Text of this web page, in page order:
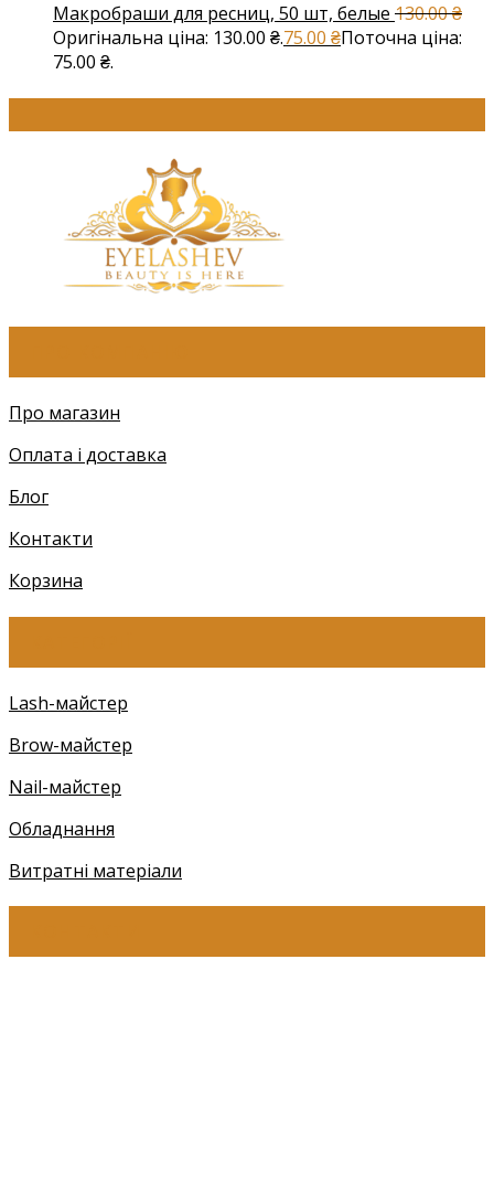
Макробраши для ресниц, 50 шт, белые 130.00₴
Оригінальна ціна: 130.00 ₴.75.00 ₴Поточна ціна:
75.00 ₴.
Про магазин
Оплата і доставка
Блог
Контакти
Корзина
Lash-майстер
Brow-майстер
Nail-майстер
Обладнання
Витратні матеріали